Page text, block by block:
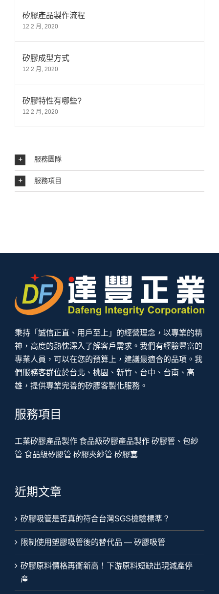
矽膠產品製作流程
12 2 月, 2020
矽膠成型方式
12 2 月, 2020
矽膠特性有哪些?
12 2 月, 2020
服務團隊
服務項目
秉持「誠信正直、用戶至上」的經營理念，以專業的精
神，高度的熱忱深入了解客戶需求。我們有經驗豐富的
專業人員，可以在您的預算上，建議最適合的品項。我
們服務客群位於台北、桃園、新竹、台中、台南、高
雄，提供專業完善的矽膠客製化服務。
服務項目
工業矽膠產品製作 食品級矽膠產品製作 矽膠管、包紗
管 食品級矽膠管 矽膠夾紗管 矽膠塞
近期文章
矽膠吸管是否真的符合台灣SGS檢驗標準？
限制使用塑膠吸管後的替代品 — 矽膠吸管
矽膠原料價格再衝新高！下游原料短缺出現減產停
產